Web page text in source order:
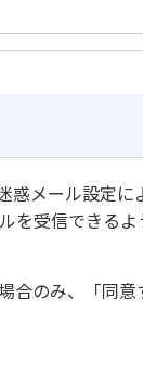
惑メール設定
受信できるよ
合のみ、「同